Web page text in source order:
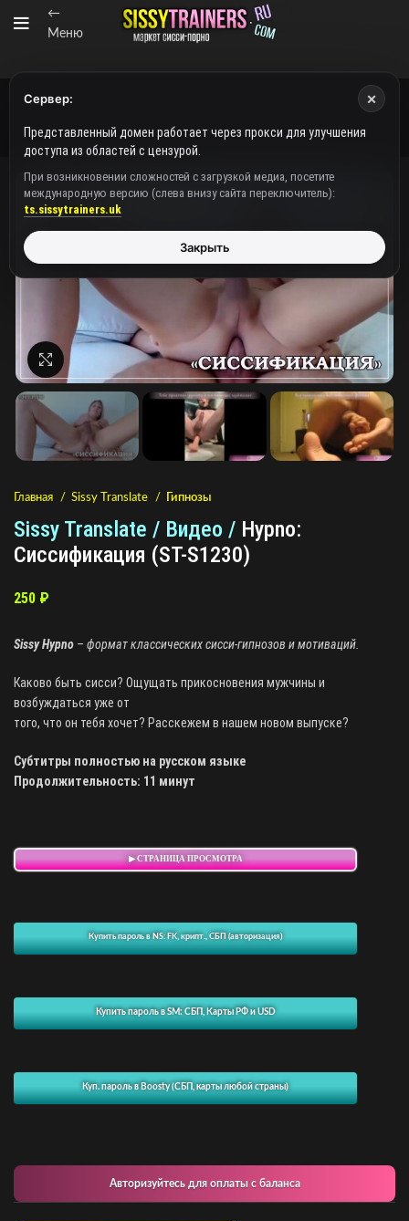
←
Меню
Нажмите, чтобы увеличить
Главная Sissy Translate Гипнозы
Sissy Translate / Видео / Hypno:
Сиссификация (ST-S1230)
250 ₽
Sissy Hypno – формат классических сисси-гипнозов и мотиваций.
Каково быть сисси? Ощущать прикосновения мужчины и
возбуждаться уже от
того, что он тебя хочет? Расскежем в нашем новом выпуске?
Субтитры полностью на русском языке
Продолжительность: 11 минут
▶ СТРАНИЦА ПРОСМОТРА
Купить пароль в NS: FK, крипт., СБП (авторизация)
Купить пароль в SM: СБП, Карты РФ и USD
Куп. пароль в Boosty (СБП, карты любой страны)
Авторизуйтесь для оплаты с баланса
Сервер: ×
Представленный домен работает через прокси для улучшения
доступа из областей с цензурой.
При возникновении сложностей с загрузкой медиа, посетите
международную версию (слева внизу сайта переключитель):
ts.sissytrainers.uk
Закрыть